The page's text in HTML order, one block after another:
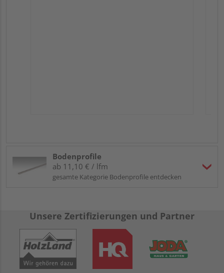
Bodenprofile
ab 11,10 € / lfm
gesamte Kategorie Bodenprofile entdecken
Unsere Zertifizierungen und Partner